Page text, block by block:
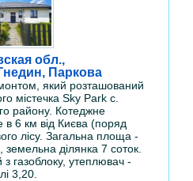
обл.,
Паркова
який розташований
містечка Sky Park с.
району. Котеджне
в 6 км від Києва (поряд
лісу. Загальна площа -
ділянка 7 соток.
газоблоку, утеплювач -
3,20.